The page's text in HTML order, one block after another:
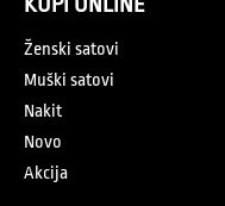
Ženski satovi
Muški satovi
Nakit
Novo
Akcija